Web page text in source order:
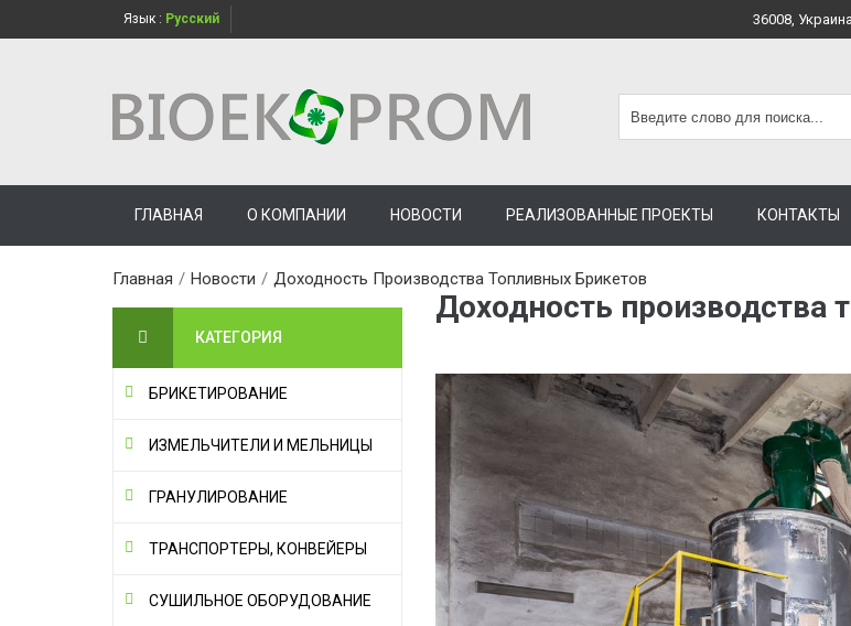
Язык : Русский 36008,
ГЛАВНАЯ О КОМПАНИИ НОВОСТИ РЕАЛИЗОВАННЫЕ ПРОЕКТЫ КОНТАКТЫ
Главная / Новости / Доходность Производства Топливных Брикетов
КАТЕГОРИЯ
БРИКЕТИРОВАНИЕ
ИЗМЕЛЬЧИТЕЛИ И МЕЛЬНИЦЫ
ГРАНУЛИРОВАНИЕ
ТРАНСПОРТЕРЫ, КОНВЕЙЕРЫ
СУШИЛЬНОЕ ОБОРУДОВАНИЕ
Доходность производства